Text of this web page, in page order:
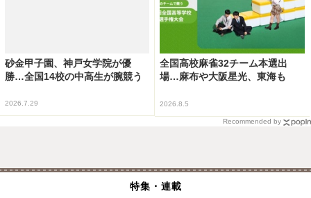
砂金甲子園、神戸女学院が優
勝…全国14校の中高生が腕競う
2026.7.29
全国高校麻雀32チーム本選出
場…麻布や大阪星光、東海も
2026.8.5
Recommended by
特集・連載